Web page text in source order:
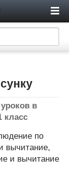
в
класс
по
вычитание,
и вычитание